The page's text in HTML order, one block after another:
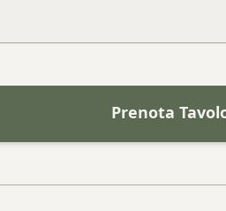
Prenota